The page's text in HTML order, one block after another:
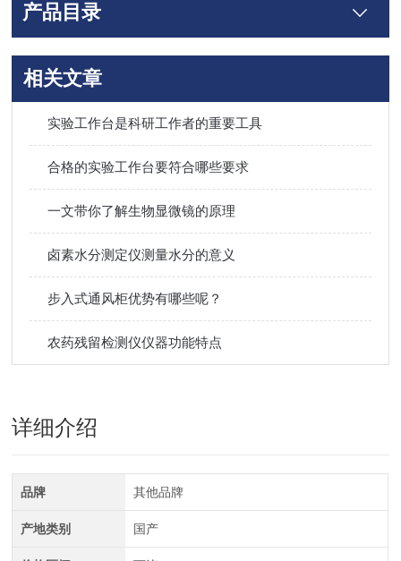
产品目录
相关文章
实验工作台是科研工作者的重要工具
合格的实验工作台要符合哪些要求
一文带你了解生物显微镜的原理
卤素水分测定仪测量水分的意义
步入式通风柜优势有哪些呢？
农药残留检测仪仪器功能特点
详细介绍
品牌 其他品牌
产地类别 国产